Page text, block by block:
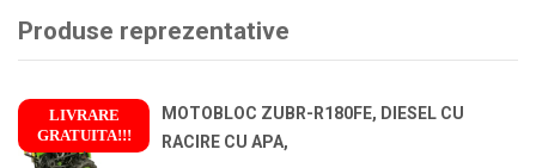
Produse reprezentative
LIVRARE
GRATUITA!!!
!
MOTOBLOC ZUBR-R180FE, DIESEL CU
RACIRE CU APA,